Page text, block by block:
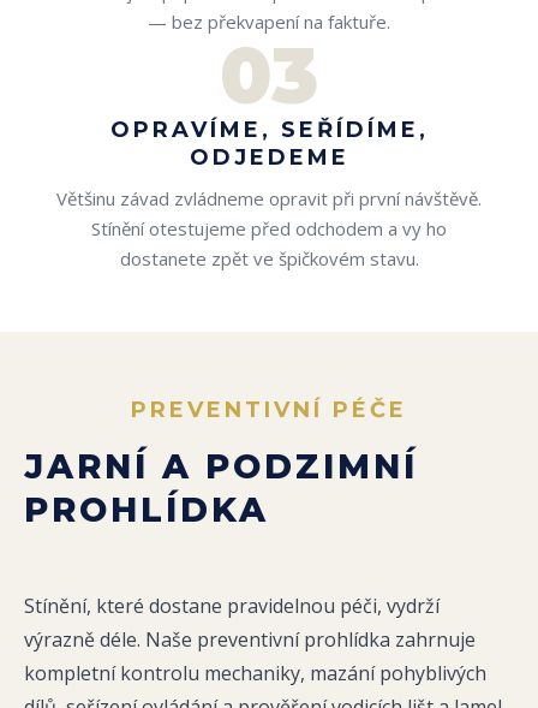
— bez překvapení na faktuře.
03
OPRAVÍME, SEŘÍDÍME,
ODJEDEME
Většinu závad zvládneme opravit při první návštěvě.
Stínění otestujeme před odchodem a vy ho
dostanete zpět ve špičkovém stavu.
PREVENTIVNÍ PÉČE
JARNÍ A PODZIMNÍ
PROHLÍDKA
Stínění, které dostane pravidelnou péči, vydrží
výrazně déle. Naše preventivní prohlídka zahrnuje
kompletní kontrolu mechaniky, mazání pohyblivých